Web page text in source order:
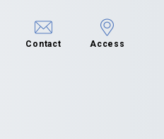
Contact Access